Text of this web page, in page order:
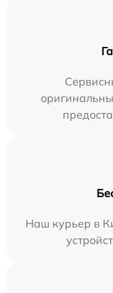
Наш курьер в